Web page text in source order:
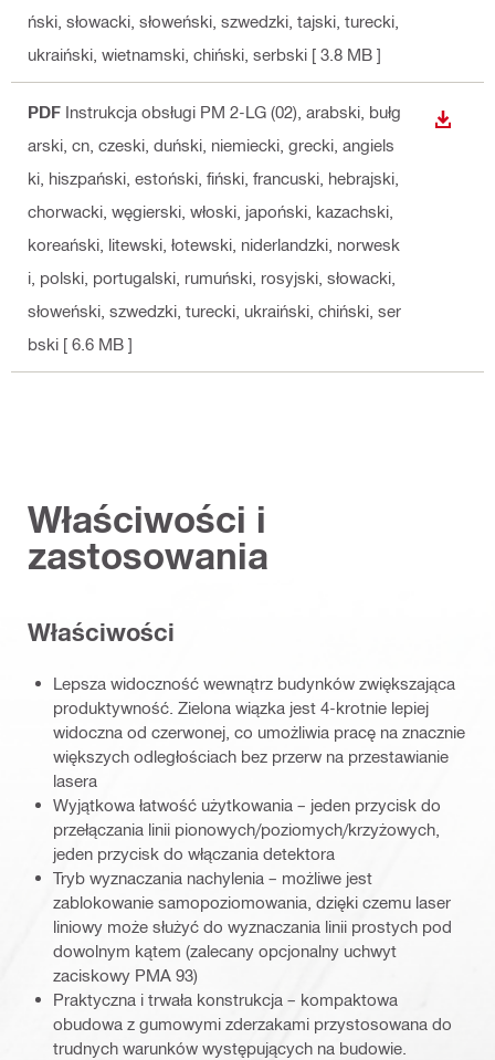
ński, słowacki, słoweński, szwedzki, tajski, turecki,
ukraiński, wietnamski, chiński, serbski [ 3.8 MB ]
PDF Instrukcja obsługi PM 2-LG (02) , arabski, bułg
arski, cn, czeski, duński, niemiecki, grecki, angiels
ki, hiszpański, estoński, fiński, francuski, hebrajski,
chorwacki, węgierski, włoski, japoński, kazachski,
koreański, litewski, łotewski, niderlandzki, norwesk
i, polski, portugalski, rumuński, rosyjski, słowacki,
słoweński, szwedzki, turecki, ukraiński, chiński, ser
bski [ 6.6 MB ]
Właściwości i
zastosowania
Właściwości
Lepsza widoczność wewnątrz budynków zwiększająca
produktywność. Zielona wiązka jest 4-krotnie lepiej
widoczna od czerwonej, co umożliwia pracę na znacznie
większych odległościach bez przerw na przestawianie
lasera
Wyjątkowa łatwość użytkowania – jeden przycisk do
przełączania linii pionowych/poziomych/krzyżowych,
jeden przycisk do włączania detektora
Tryb wyznaczania nachylenia – możliwe jest
zablokowanie samopoziomowania, dzięki czemu laser
liniowy może służyć do wyznaczania linii prostych pod
dowolnym kątem (zalecany opcjonalny uchwyt
zaciskowy PMA 93)
Praktyczna i trwała konstrukcja – kompaktowa
obudowa z gumowymi zderzakami przystosowana do
trudnych warunków występujących na budowie.